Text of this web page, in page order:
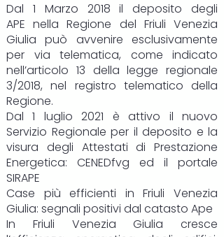
Dal 1 Marzo 2018 il deposito degli
APE nella Regione del Friuli Venezia
Giulia può avvenire esclusivamente
per via telematica, come indicato
nell’articolo 13 della legge regionale
3/2018, nel registro telematico della
Regione.
Dal 1 luglio 2021 è attivo il nuovo
Servizio Regionale per il deposito e la
visura degli Attestati di Prestazione
Energetica: CENEDfvg ed il portale
SIRAPE
Case più efficienti in Friuli Venezia
Giulia: segnali positivi dal catasto Ape
In Friuli Venezia Giulia cresce